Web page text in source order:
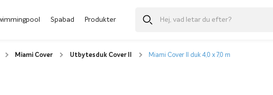
Spabad Produkter
Miami Cover Utbytesduk Cover II Miami Cover II duk 4,0 x 7,0 m